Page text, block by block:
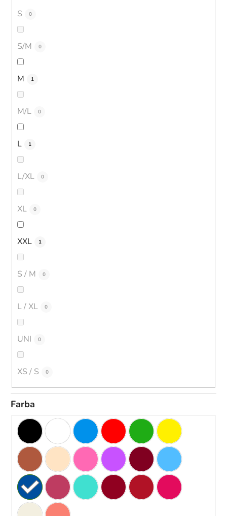
S 0
S/M 0
M 1
M/L 0
L 1
L/XL 0
XL 0
XXL 1
S / M 0
L / XL 0
UNI 0
XS / S 0
Farba